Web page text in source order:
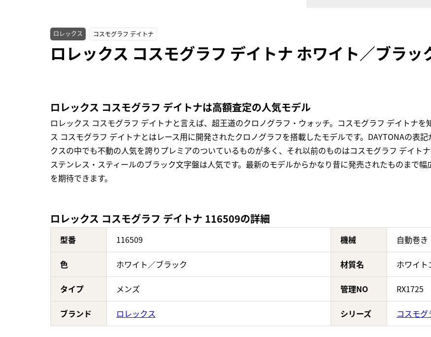
ロレックス コスモグラフ デイトナ
ロレックス コスモグラフ デイトナ ホワイト／ブラ
ロレックス コスモグラフ デイトナは高額査定の人気モデル
ロレックス コスモグラフ デイトナと言えば、超王道のクロノグラフ・ウォッチ。コスモグラフ デイトナ
ス コスモグラフ デイトナとはレース用に開発されたクロノグラフを搭載したモデルです。DAYTONAの表
クスの中でも不動の人気を誇りプレミアのついているものが多く、それ以前のものはコスモグラフ デイト
ステンレス・スティールのブラック文字盤は人気です。最新のモデルからかなり昔に発売されたものまで
を期待できます。
ロレックス コスモグラフ デイトナ 116509の詳細
型番 116509 機械 自動巻き
色 ホワイト／ブラック 材質名 ホワイト
タイプ メンズ 管理NO RX1725
ブランド ロレックス シリーズ コスモ